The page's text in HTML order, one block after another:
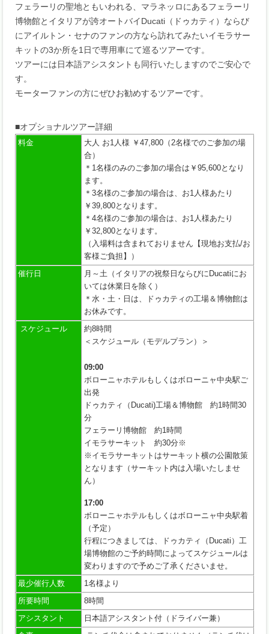
フェラーリの聖地ともいわれる、マラネッロにあるフェラーリ
博物館とイタリアが誇オートバイDucati（ドゥカティ）ならび
にアイルトン・セナのファンの方なら訪れてみたいイモラサー
キットの3か所を1日で専用車にて巡るツアーです。
ツアーには日本語アシスタントも同行いたしますのでご安心で
す。
モーターファンの方にぜひお勧めするツアーです。
■オプショナルツアー詳細
料金
大人 お1人様 ￥47,800（2名様でのご参加の場
合）
＊1名様のみのご参加の場合は￥95,600となり
ます。
＊3名様のご参加の場合は、お1人様あたり
￥39,800となります。
＊4名様のご参加の場合は、お1人様あたり
￥32,800となります。
（入場料は含まれておりません【現地お支払/お
客様ご負担】）
催行日
月～土（イタリアの祝祭日ならびにDucatiにお
いては休業日を除く）
＊水・土・日は、ドゥカティの工場＆博物館は
お休みです。
スケジュール
約8時間
＜スケジュール（モデルプラン）＞
09:00
ボローニャホテルもしくはボローニャ中央駅ご
出発
ドゥカティ（Ducati)工場＆博物館 約1時間30
分
フェラーリ博物館 約1時間
イモラサーキット 約30分※
※イモラサーキットはサーキット横の公園散策
となります（サーキット内は入場いたしませ
ん）
17:00
ボローニャホテルもしくはボローニャ中央駅着
（予定）
行程につきましては、ドゥカティ（Ducati）工
場博物館のご予約時間によってスケジュールは
変わりますので予めご了承くださいませ。
最少催行人数 1名様より
所要時間 8時間
アシスタント 日本語アシスタント付（ドライバー兼）